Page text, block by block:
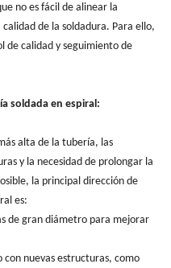
no es fácil de alinear la
de la soldadura. Para ello,
de calidad y seguimiento de
soldada en espiral:
alta de la tubería, las
y la necesidad de prolongar la
la principal dirección de
es:
de gran diámetro para mejorar
con nuevas estructuras, como